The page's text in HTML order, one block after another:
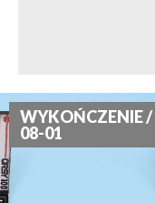
WYKOŃCZENIE
08-01